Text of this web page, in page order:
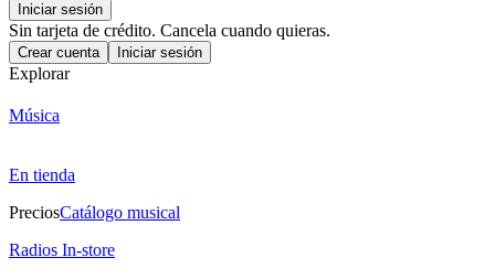
Iniciar sesión
Sin tarjeta de crédito. Cancela cuando quieras.
Crear cuenta Iniciar sesión
Explorar
Música
En tienda
PreciosCatálogo musical
Radios In-store